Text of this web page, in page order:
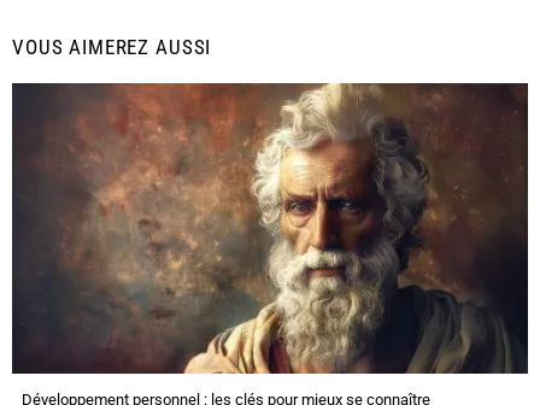
VOUS AIMEREZ AUSSI
Développement personnel : les clés pour mieux se connaître